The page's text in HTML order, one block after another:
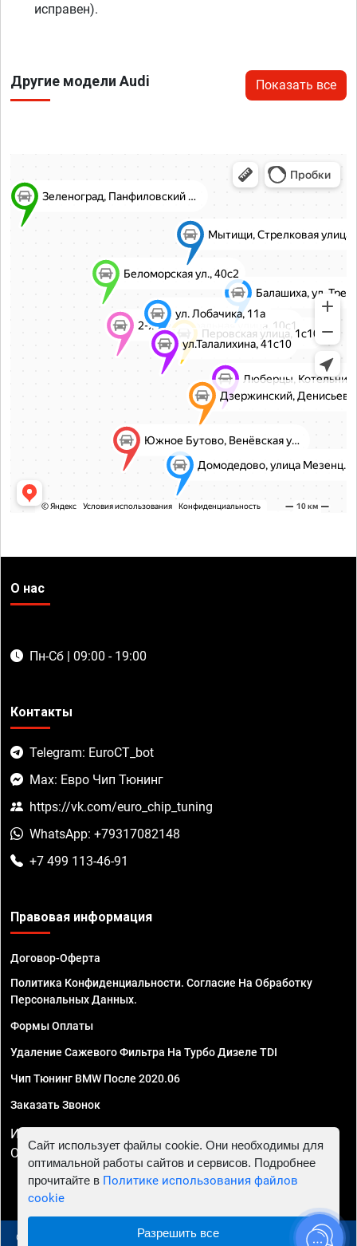
исправен).
Другие модели Audi Показать все
О нас
Пн-Сб | 09:00 - 19:00
Контакты
Telegram: EuroCT_bot
Max: Евро Чип Тюнинг
https://vk.com/euro_chip_tuning
WhatsApp: +79317082148
+7 499 113-46-91
Правовая информация
Договор-Оферта
Политика Конфиденциальности. Согласие На Обработку
Персональных Данных.
Формы Оплаты
Удаление Сажевого Фильтра На Турбо Дизеле TDI
Чип Тюнинг BMW После 2020.06
Заказать Звонок
ИП Смирнов Георгий Павлович. ИНН 781302555843,
ОГРНИП 324470400032610
© 2010 - 2026 Чип тюнинг в Москве и МО - Автосервис
Сайт использует файлы cookie. Они необходимы для
оптимальной работы сайтов и сервисов. Подробнее
прочитайте в Политике использования файлов
cookie
Разрешить все